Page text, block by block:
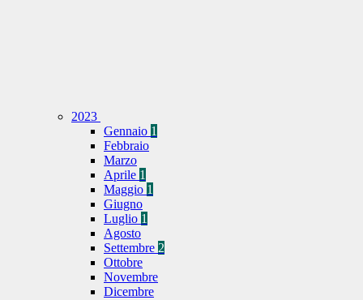
2023
Gennaio 1
Febbraio
Marzo
Aprile 1
Maggio 1
Giugno
Luglio 1
Agosto
Settembre 2
Ottobre
Novembre
Dicembre